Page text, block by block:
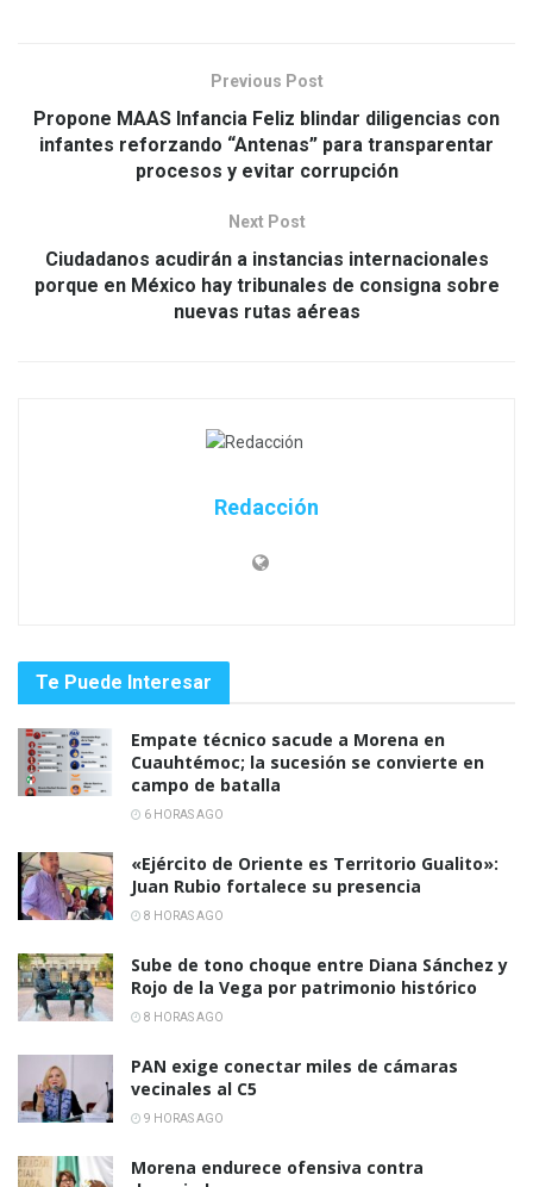
Previous Post
Propone MAAS Infancia Feliz blindar diligencias con
infantes reforzando “Antenas” para transparentar
procesos y evitar corrupción
Next Post
Ciudadanos acudirán a instancias internacionales
porque en México hay tribunales de consigna sobre
nuevas rutas aéreas
Redacción
Te Puede Interesar
Empate técnico sacude a Morena en
Cuauhtémoc; la sucesión se convierte en
campo de batalla
6 HORAS AGO
«Ejército de Oriente es Territorio Gualito»:
Juan Rubio fortalece su presencia
8 HORAS AGO
Sube de tono choque entre Diana Sánchez y
Rojo de la Vega por patrimonio histórico
8 HORAS AGO
PAN exige conectar miles de cámaras
vecinales al C5
9 HORAS AGO
Morena endurece ofensiva contra